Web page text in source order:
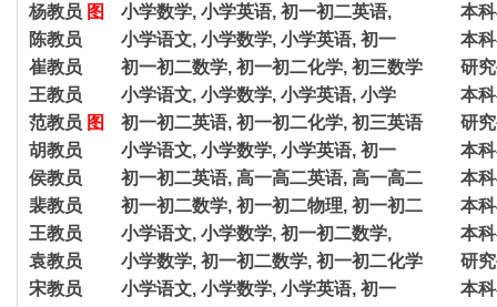
杨教员 图 小学数学, 小学英语, 初一初二英语,
本
陈教员
小学语文, 小学数学, 小学英语, 初一
本
崔教员
初一初二数学, 初一初二化学, 初三数学
研
王教员
小学语文, 小学数学, 小学英语, 小学
本
范教员 图 初一初二英语, 初一初二化学, 初三英语
研
胡教员
小学语文, 小学数学, 小学英语, 初一
本
侯教员
初一初二英语, 高一高二英语, 高一高二
本
裴教员
初一初二数学, 初一初二物理, 初一初二
本
王教员
小学语文, 小学数学, 初一初二数学,
本
袁教员
小学数学, 初一初二数学, 初一初二化学
研
宋教员
小学语文, 小学数学, 小学英语, 初一
本